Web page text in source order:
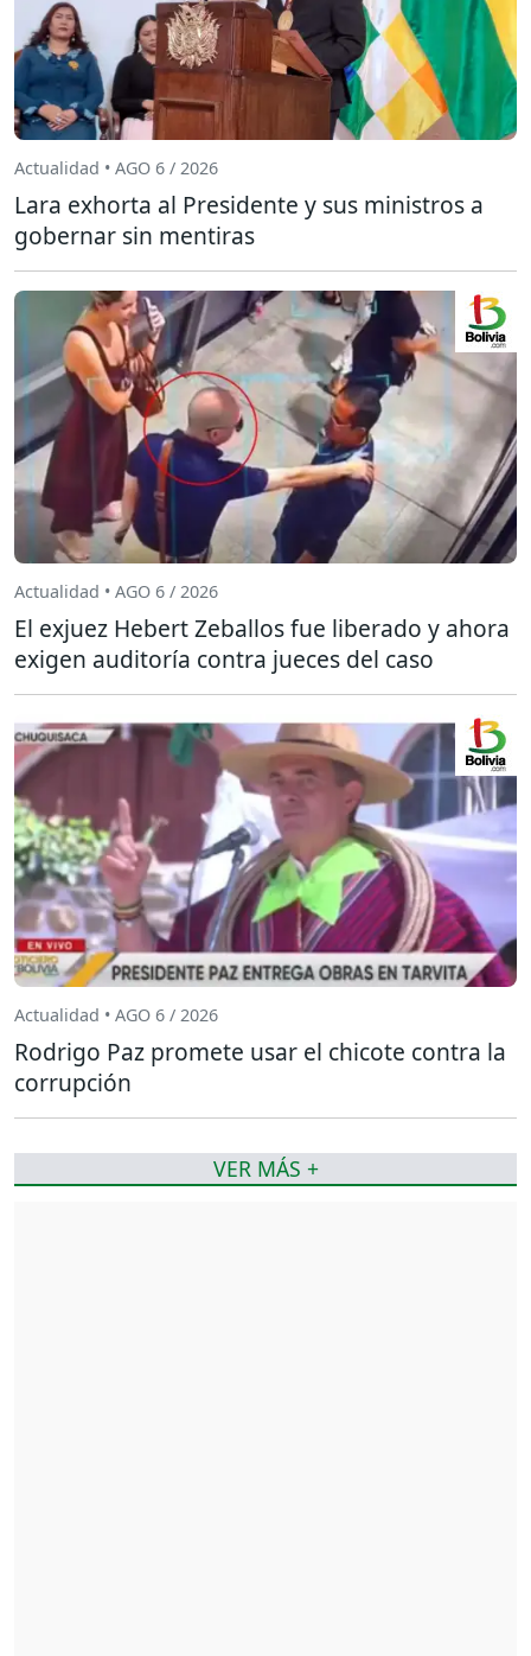
Actualidad • AGO 6 / 2026
Lara exhorta al Presidente y sus ministros a
gobernar sin mentiras
Actualidad • AGO 6 / 2026
El exjuez Hebert Zeballos fue liberado y ahora
exigen auditoría contra jueces del caso
Actualidad • AGO 6 / 2026
Rodrigo Paz promete usar el chicote contra la
corrupción
VER MÁS +